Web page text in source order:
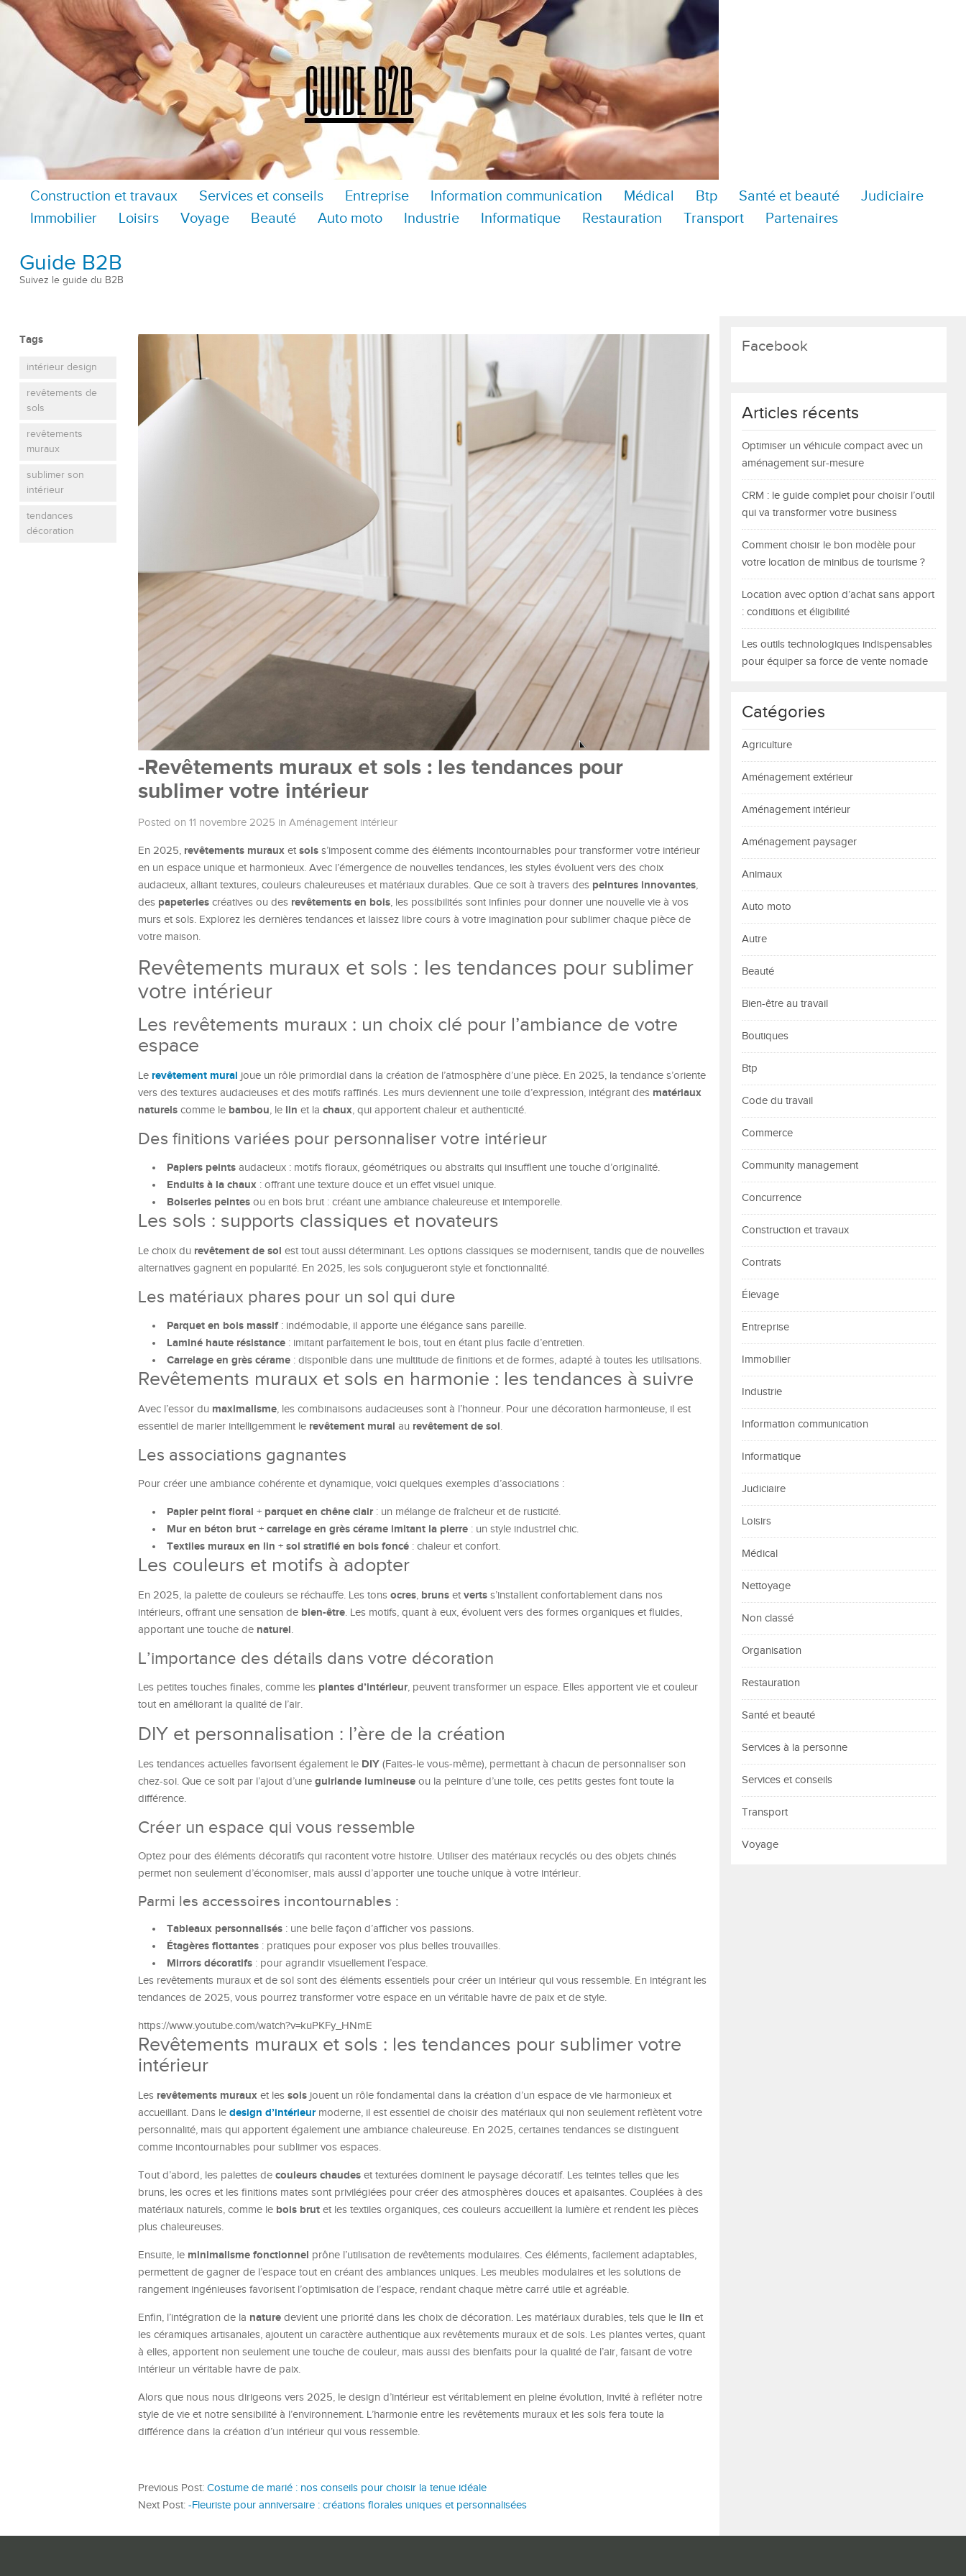
Construction et travaux Services et conseils Entreprise Information communication Médical Btp Santé et beauté
Judiciaire
Immobilier
Loisirs Voyage Beauté Auto moto Industrie Informatique Restauration Transport Partenaires
Guide B2B
Suivez le guide du B2B
Tags
intérieur design
revêtements de
sols
revêtements
muraux
sublimer son
intérieur
tendances
décoration
-Revêtements muraux et sols : les tendances pour
sublimer votre intérieur
Posted on 11 novembre 2025 in Aménagement intérieur
En 2025, revêtements muraux et sols s’imposent comme des éléments incontournables pour transformer votre intérieur
en un espace unique et harmonieux. Avec l’émergence de nouvelles tendances, les styles évoluent vers des choix
audacieux, alliant textures, couleurs chaleureuses et matériaux durables. Que ce soit à travers des peintures innovantes,
des papeteries créatives ou des revêtements en bois, les possibilités sont infinies pour donner une nouvelle vie à vos
murs et sols. Explorez les dernières tendances et laissez libre cours à votre imagination pour sublimer chaque pièce de
votre maison.
Revêtements muraux et sols : les tendances pour sublimer
votre intérieur
Les revêtements muraux : un choix clé pour l’ambiance de votre
espace
Le revêtement mural joue un rôle primordial dans la création de l’atmosphère d’une pièce. En 2025, la tendance s’oriente
vers des textures audacieuses et des motifs raffinés. Les murs deviennent une toile d’expression, intégrant des matériaux
naturels comme le bambou, le lin et la chaux, qui apportent chaleur et authenticité.
Des finitions variées pour personnaliser votre intérieur
Papiers peints audacieux : motifs floraux, géométriques ou abstraits qui insufflent une touche d’originalité.
Enduits à la chaux : offrant une texture douce et un effet visuel unique.
Boiseries peintes ou en bois brut : créant une ambiance chaleureuse et intemporelle.
Les sols : supports classiques et novateurs
Le choix du revêtement de sol est tout aussi déterminant. Les options classiques se modernisent, tandis que de nouvelles
alternatives gagnent en popularité. En 2025, les sols conjugueront style et fonctionnalité.
Les matériaux phares pour un sol qui dure
Parquet en bois massif: indémodable, il apporte une élégance sans pareille.
Laminé haute résistance : imitant parfaitement le bois, tout en étant plus facile d’entretien.
Carrelage en grès cérame : disponible dans une multitude de finitions et de formes, adapté à toutes les utilisations.
Revêtements muraux et sols en harmonie : les tendances à suivre
Avec l’essor du maximalisme, les combinaisons audacieuses sont à l’honneur. Pour une décoration harmonieuse, il est
essentiel de marier intelligemment le revêtement mural au revêtement de sol.
Les associations gagnantes
Pour créer une ambiance cohérente et dynamique, voici quelques exemples d’associations :
Papier peint floral + parquet en chêne clair: un mélange de fraîcheur et de rusticité.
Mur en béton brut + carrelage en grès cérame imitant la pierre : un style industriel chic.
Textiles muraux en lin + sol stratifié en bois foncé : chaleur et confort.
Les couleurs et motifs à adopter
En 2025, la palette de couleurs se réchauffe. Les tons ocres, bruns et verts s’installent confortablement dans nos
intérieurs, offrant une sensation de bien-être. Les motifs, quant à eux, évoluent vers des formes organiques et fluides,
apportant une touche de naturel.
L’importance des détails dans votre décoration
Les petites touches finales, comme les plantes d’intérieur, peuvent transformer un espace. Elles apportent vie et couleur
tout en améliorant la qualité de l’air.
DIY et personnalisation : l’ère de la création
Les tendances actuelles favorisent également le DIY (Faites-le vous-même), permettant à chacun de personnaliser son
chez-soi. Que ce soit par l’ajout d’une guirlande lumineuse ou la peinture d’une toile, ces petits gestes font toute la
différence.
Créer un espace qui vous ressemble
Optez pour des éléments décoratifs qui racontent votre histoire. Utiliser des matériaux recyclés ou des objets chinés
permet non seulement d’économiser, mais aussi d’apporter une touche unique à votre intérieur.
Parmi les accessoires incontournables :
Tableaux personnalisés : une belle façon d’afficher vos passions.
Étagères flottantes : pratiques pour exposer vos plus belles trouvailles.
Mirrors décoratifs : pour agrandir visuellement l’espace.
Les revêtements muraux et de sol sont des éléments essentiels pour créer un intérieur qui vous ressemble. En intégrant les
tendances de 2025, vous pourrez transformer votre espace en un véritable havre de paix et de style.
https://www.youtube.com/watch?v=kuPKFy_HNmE
Revêtements muraux et sols : les tendances pour sublimer votre
intérieur
Les revêtements muraux et les sols jouent un rôle fondamental dans la création d’un espace de vie harmonieux et
accueillant. Dans le design d’intérieurmoderne, il est essentiel de choisir des matériaux qui non seulement reflètent votre
personnalité, mais qui apportent également une ambiance chaleureuse. En 2025, certaines tendances se distinguent
comme incontournables pour sublimer vos espaces.
Tout d’abord, les palettes de couleurs chaudes et texturées dominent le paysage décoratif. Les teintes telles que les
bruns, les ocres et les finitions mates sont privilégiées pour créer des atmosphères douces et apaisantes. Couplées à des
matériaux naturels, comme le bois brut et les textiles organiques, ces couleurs accueillent la lumière et rendent les pièces
plus chaleureuses.
Ensuite, le minimalisme fonctionnel prône l’utilisation de revêtements modulaires. Ces éléments, facilement adaptables,
permettent de gagner de l’espace tout en créant des ambiances uniques. Les meubles modulaires et les solutions de
rangement ingénieuses favorisent l’optimisation de l’espace, rendant chaque mètre carré utile et agréable.
Enfin, l’intégration de la nature devient une priorité dans les choix de décoration. Les matériaux durables, tels que le lin et
les céramiques artisanales, ajoutent un caractère authentique aux revêtements muraux et de sols. Les plantes vertes, quant
à elles, apportent non seulement une touche de couleur, mais aussi des bienfaits pour la qualité de l’air, faisant de votre
intérieur un véritable havre de paix.
Alors que nous nous dirigeons vers 2025, le design d’intérieur est véritablement en pleine évolution, invité à refléter notre
style de vie et notre sensibilité à l’environnement. L’harmonie entre les revêtements muraux et les sols fera toute la
différence dans la création d’un intérieur qui vous ressemble.
Previous Post: Costume de marié : nos conseils pour choisir la tenue idéale
Next Post: -Fleuriste pour anniversaire : créations florales uniques et personnalisées
Facebook
Articles récents
Optimiser un véhicule compact avec un
aménagement sur-mesure
CRM : le guide complet pour choisir l’outil
qui va transformer votre business
Comment choisir le bon modèle pour
votre location de minibus de tourisme ?
Location avec option d’achat sans apport
: conditions et éligibilité
Les outils technologiques indispensables
pour équiper sa force de vente nomade
Catégories
Agriculture
Aménagement extérieur
Aménagement intérieur
Aménagement paysager
Animaux
Auto moto
Autre
Beauté
Bien-être au travail
Boutiques
Btp
Code du travail
Commerce
Community management
Concurrence
Construction et travaux
Contrats
Élevage
Entreprise
Immobilier
Industrie
Information communication
Informatique
Judiciaire
Loisirs
Médical
Nettoyage
Non classé
Organisation
Restauration
Santé et beauté
Services à la personne
Services et conseils
Transport
Voyage